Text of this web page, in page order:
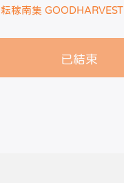
耘稼南集 GOODHARVEST
已結束